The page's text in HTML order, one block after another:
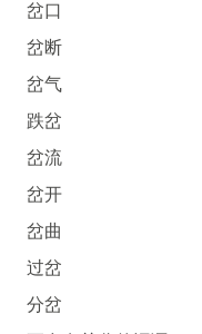
岔口
岔断
岔气
跌岔
岔流
岔开
岔曲
过岔
分岔